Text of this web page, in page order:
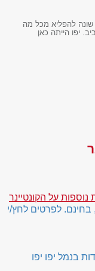
שונה להפליא מכל מה
יפו הייתה כאן
נוספות על הקונטיינר
לפרטים לחץ/י
בנמל יפו יפו